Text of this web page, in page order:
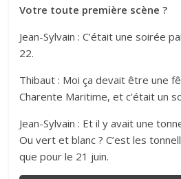
Votre toute première scène ?
Jean-Sylvain : C’était une soirée
22.
Thibaut : Moi ça devait être une
Charente Maritime, et c’était un
Jean-Sylvain : Et il y avait une
Ou vert et blanc ? C’est les
que pour le 21 juin.